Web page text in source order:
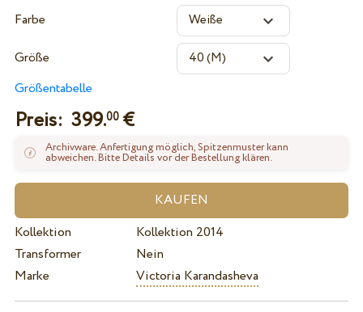
Farbe
Größe
Größentabelle
Preis: 399.00€
Archivware. Anfertigung möglich, Spitzenmuster kann
abweichen. Bitte Details vor der Bestellung klären.
Kollektion
Kollektion 2014
Transformer
Nein
Marke
Victoria Karandasheva